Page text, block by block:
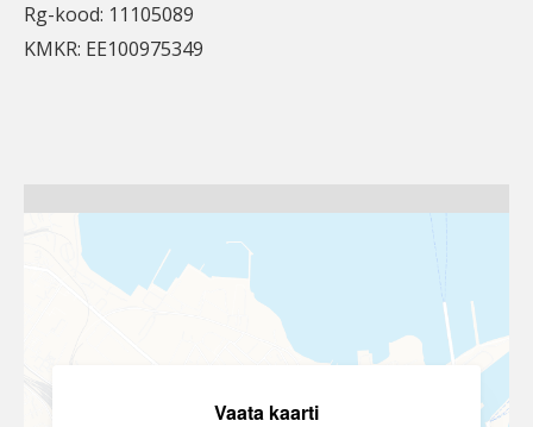
Rg-kood: 11105089
KMKR: EE100975349
Vaata kaarti